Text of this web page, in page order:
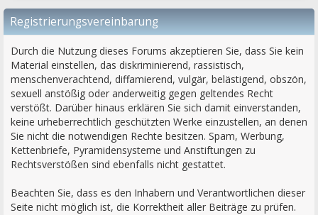
Registrierungsvereinbarung
Durch die Nutzung dieses Forums akzeptieren Sie, dass Sie kein
Material einstellen, das diskriminierend, rassistisch,
menschenverachtend, diffamierend, vulgär, belästigend, obszön,
sexuell anstößig oder anderweitig gegen geltendes Recht
verstößt. Darüber hinaus erklären Sie sich damit einverstanden,
keine urheberrechtlich geschützten Werke einzustellen, an denen
Sie nicht die notwendigen Rechte besitzen. Spam, Werbung,
Kettenbriefe, Pyramidensysteme und Anstiftungen zu
Rechtsverstößen sind ebenfalls nicht gestattet.
Beachten Sie, dass es den Inhabern und Verantwortlichen dieser
Seite nicht möglich ist, die Korrektheit aller Beiträge zu prüfen.